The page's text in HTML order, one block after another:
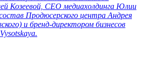
Козеевой, СЕО медиахолдинга Юлии
Продюсерского центра Андрея
и бренд-директором бизнесов